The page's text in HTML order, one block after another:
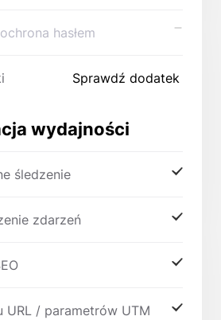
hasłem
Sprawdź dodatek
wydajności
śledzenie
zdarzeń
URL / parametrów UTM